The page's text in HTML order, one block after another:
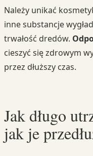
Należy unikać
inne substancje
trwałość dredów.
cieszyć się zdrowym
przez dłuższy czas.
Jak długo
jak je